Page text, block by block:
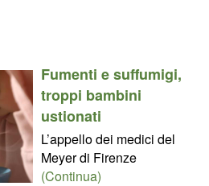
Fumenti e suffumigi,
troppi bambini
ustionati
L’appello dei medici del
Meyer di Firenze
(Continua)